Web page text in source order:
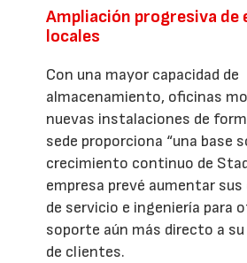
Ampliación progresiva de
locales
Con una mayor capacidad de
almacenamiento, oficinas
nuevas instalaciones de
sede proporciona “una base
crecimiento continuo de
empresa prevé aumentar
de servicio e ingeniería para
soporte aún más directo a
de clientes.